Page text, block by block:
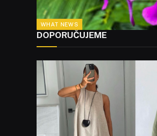
WHAT NEWS
DOPORUČUJEME